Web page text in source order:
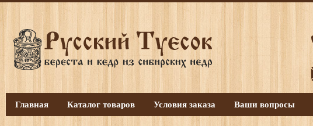
Главная Каталог товаров Условия заказа Ваши вопросы